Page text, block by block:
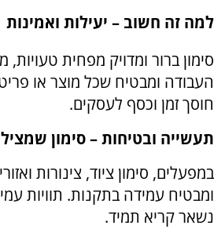
למה זה חשוב – יעילות ואמינות
סימון ברור ומדויק מפחית
העבודה ומבטיח שכל מוצר או
חוסך זמן וכסף לעסקים.
תעשייה ובטיחות – סימון שמציל
במפעלים, סימון ציוד, צינורות
ומבטיח עמידה בתקנות. תוויות
נשאר קריא תמיד.